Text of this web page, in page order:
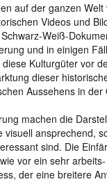
auf der ganzen
Videos und
Weiß-
und in einigen
Kulturgüter vor
dieser
Aussehens in der
machen die
visuell ansprechend,
sind. Die
vor ein sehr
der eine breitere